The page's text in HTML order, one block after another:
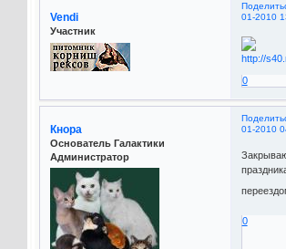
01-2010
Vendi
Участник
0
01-2010
Кнора
Основатель Галактики
Администратор
0